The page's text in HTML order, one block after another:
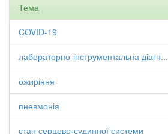
Тема
COVID-19
лабораторно-інструментальна діагн...
ожиріння
пневмонія
стан серцево-судинної системи